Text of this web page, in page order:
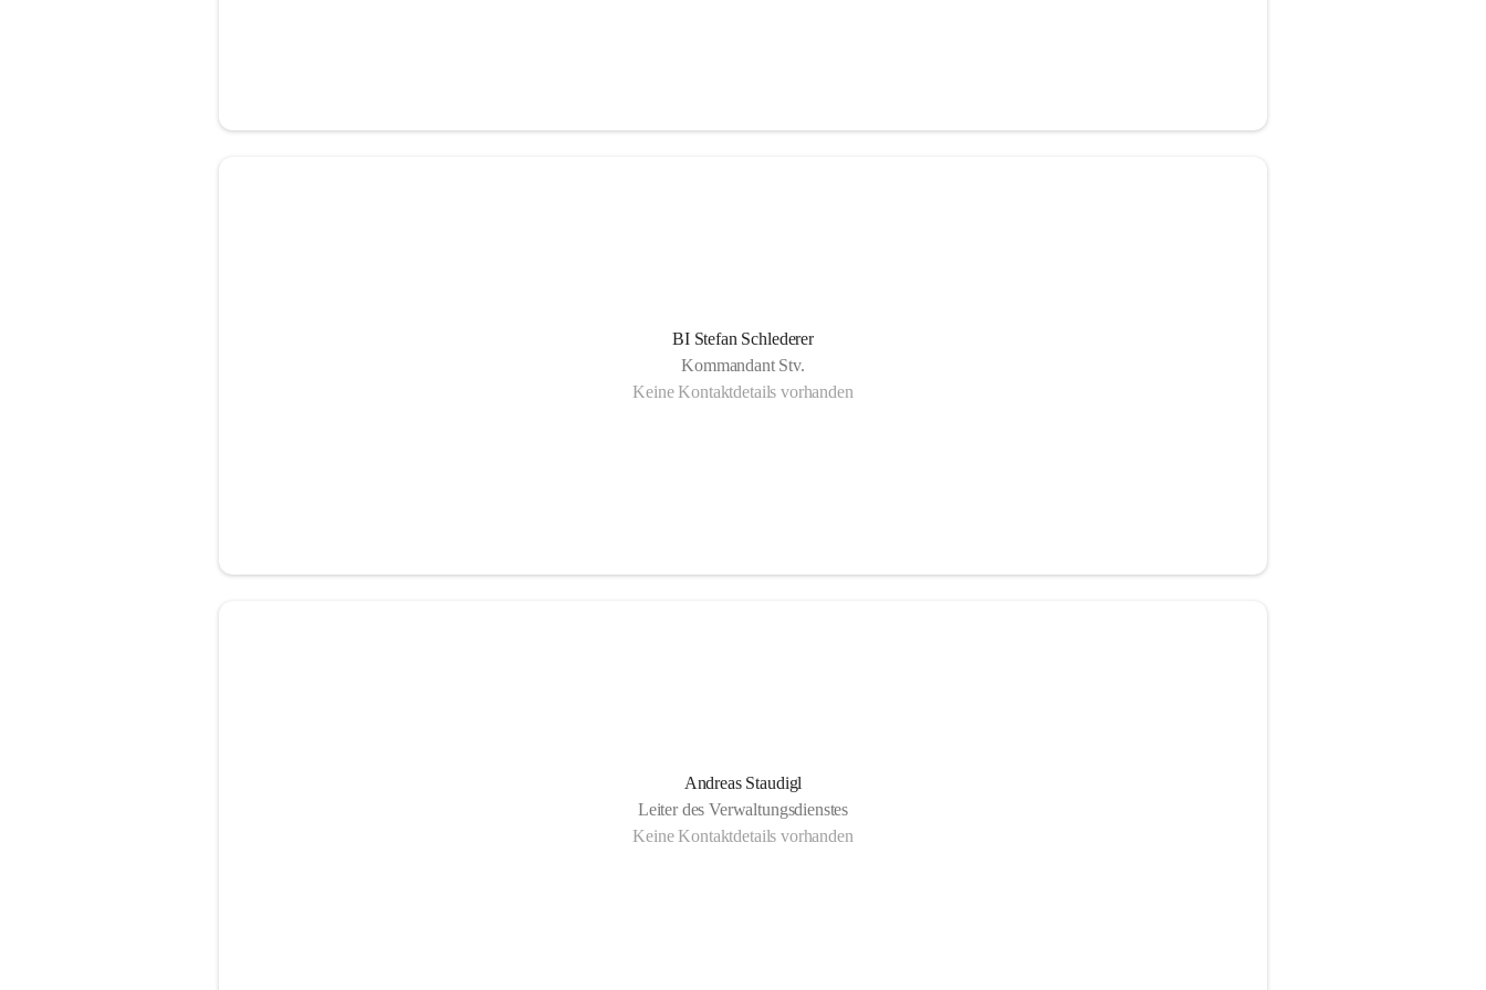
BI Stefan Schlederer
Kommandant Stv.
Keine Kontaktdetails vorhanden
Andreas Staudigl
Leiter des Verwaltungsdienstes
Keine Kontaktdetails vorhanden